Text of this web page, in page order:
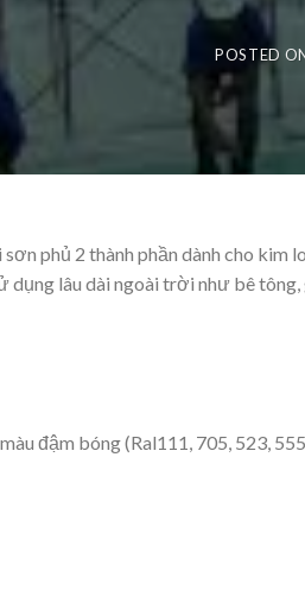
POSTED
phủ 2 thành phần dành cho kim
dụng lâu dài ngoài trời như bê tông,
đậm bóng (Ral111, 705, 523,